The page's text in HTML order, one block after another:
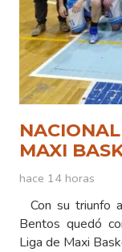
MAXI
hace 14 horas
Con su triunfo
Bentos quedó
Liga de Maxi